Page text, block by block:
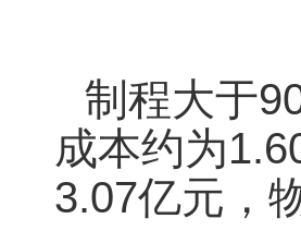
制程大于
成本约为
3.07亿元，